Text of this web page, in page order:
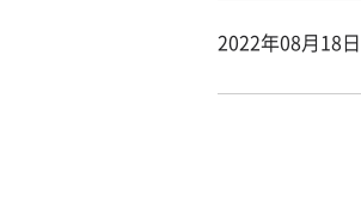
2022年08月18日